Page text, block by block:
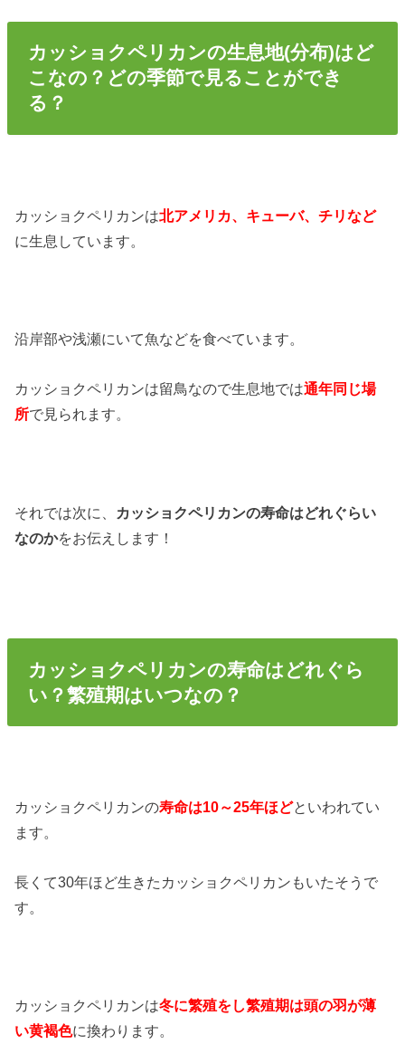
カッショクペリカンの生息地(分布)はど
こなの？どの季節で見ることができ
る？
カッショクペリカンは北アメリカ、キューバ、チリなど
に生息しています。
沿岸部や浅瀬にいて魚などを食べています。
カッショクペリカンは留鳥なので生息地では通年同じ場
所で見られます。
それでは次に、 カッショクペリカンの寿命はどれぐらい
なのかをお伝えします！
カッショクペリカンの寿命はどれぐら
い？繁殖期はいつなの？
カッショクペリカンの寿命は10～25年ほどといわれてい
ます。
長くて30年ほど生きたカッショクペリカンもいたそうで
す。
カッショクペリカンは冬に繁殖をし繁殖期は頭の羽が薄
い黄褐色に換わります。